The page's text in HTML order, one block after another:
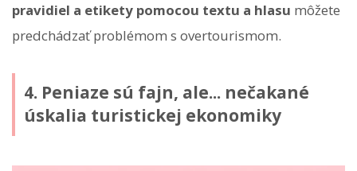
pravidiel a etikety pomocou textu a hlasu môžete
predchádzať problémom s overtourismom.
4. Peniaze sú fajn, ale... nečakané
úskalia turistickej ekonomiky